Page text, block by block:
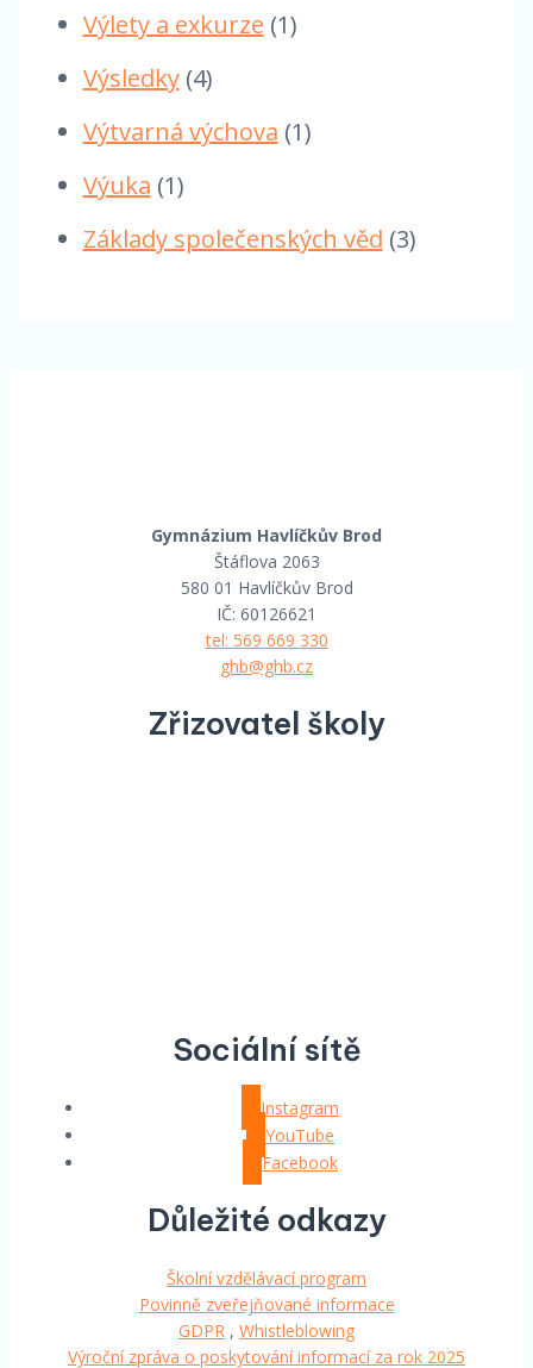
Výlety a exkurze (1)
Výsledky(4)
Výtvarná výchova (1)
Výuka (1)
Základy společenských věd (3)
Gymnázium Havlíčkův Brod
Štáflova 2063
580 01 Havlíčkův Brod
IČ: 60126621
tel: 569 669 330
ghb@ghb.cz
Zřizovatel školy
Sociální sítě
Instagram
YouTube
Facebook
Důležité odkazy
Školní vzdělávací program
Povinně zveřejňované informace
GDPR , Whistleblowing
Výroční zpráva o poskytování informací za rok 2025